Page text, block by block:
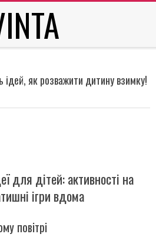
як розважити дитину взимку!
для дітей: активності на
ігри вдома
повітрі